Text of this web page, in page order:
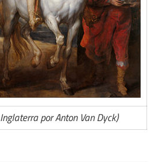
por Anton Van Dyck)